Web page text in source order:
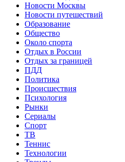
Новости Москвы
Новости путешествий
Образование
Общество
Около спорта
Отдых в России
Отдых за границей
ПДД
Политика
Происшествия
Психология
Рынки
Сериалы
Спорт
ТВ
Теннис
Технологии